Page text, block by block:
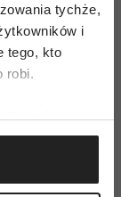
tychże,
i
tego, kto
robi.
lokalizacji
kilku metrów